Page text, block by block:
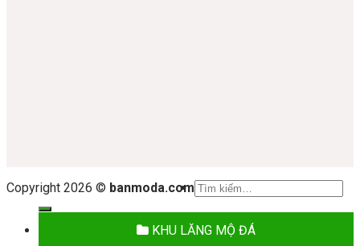
Copyright 2026 © banmoda.com Tìm
kiếm:
KHU LĂNG MỘ ĐÁ